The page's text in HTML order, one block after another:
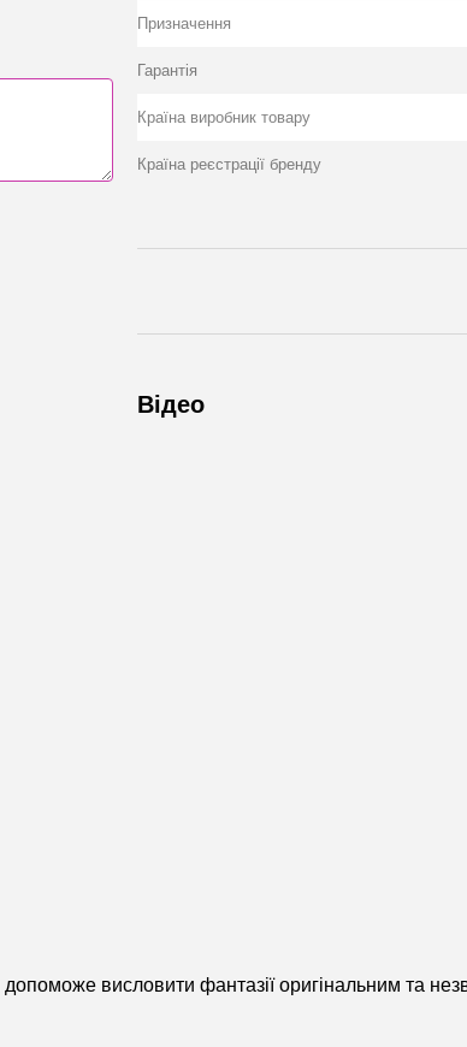
Призначення
Гарантія
Країна виробник товару
Країна реєстрації бренду
Відео
висловити фантазії оригінальним та